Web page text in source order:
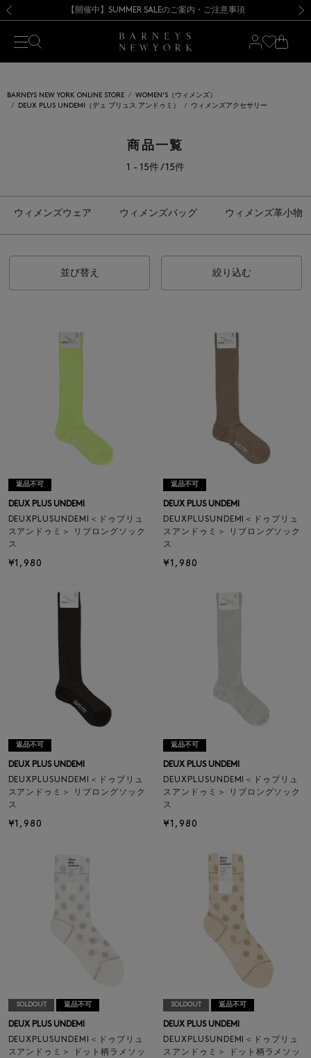
熊本県を中心とした地震の影響によるお荷物のお届けについて
【開催中】SUMMER SALEのご案内・ご注意事項
BARNEYS NEW YORK ONLINE STORE
WOMEN'S（ウィメンズ）
DEUX PLUS UNDEMI（デュ プリュス アンドゥミ）
ウィメンズアクセサリー
商品一覧
1 - 15件 / 15件
ウィメンズウェア ウィメンズバッグ ウィメンズ革小物
並び替え 絞り込む
返品不可
DEUX PLUS UNDEMI
DEUXPLUSUNDEMI＜ドゥプリュ
スアンドゥミ＞ リブロングソック
ス
¥1,980
返品不可
DEUX PLUS UNDEMI
DEUXPLUSUNDEMI＜ドゥプリュ
スアンドゥミ＞ リブロングソック
ス
¥1,980
返品不可
DEUX PLUS UNDEMI
DEUXPLUSUNDEMI＜ドゥプリュ
スアンドゥミ＞ リブロングソック
ス
¥1,980
返品不可
DEUX PLUS UNDEMI
DEUXPLUSUNDEMI＜ドゥプリュ
スアンドゥミ＞ リブロングソック
ス
¥1,980
SOLDOUT 返品不可
DEUX PLUS UNDEMI
DEUXPLUSUNDEMI＜ドゥプリュ
スアンドゥミ＞ ドット柄ラメソッ
SOLDOUT 返品不可
DEUX PLUS UNDEMI
DEUXPLUSUNDEMI＜ドゥプリュ
スアンドゥミ＞ ドット柄ラメソッ